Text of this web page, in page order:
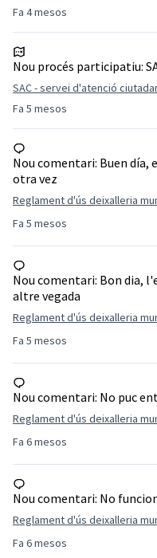
Fa 4 mesos
Fa 5 mesos
Nou procés participatiu:
SAC - servei d'atenció
Fa 5 mesos
Nou comentari: Buen día,
otra vez
Reglament d'ús deixalleria
Fa 5 mesos
Nou comentari: Bon dia,
altre vegada
Reglament d'ús deixalleria
Fa 6 mesos
Nou comentari: No puc
Reglament d'ús deixalleria
Fa 6 mesos
Nou comentari: No
Reglament d'ús deixalleria